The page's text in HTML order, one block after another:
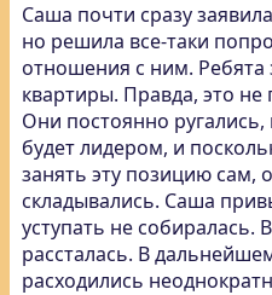
Саша почти сразу
но решила все-таки
отношения с ним. Ребята
квартиры. Правда, это
Они постоянно
будет лидером, и
занять эту позицию сам,
складывались. Саша
уступать не собиралась.
рассталась. В
расходились